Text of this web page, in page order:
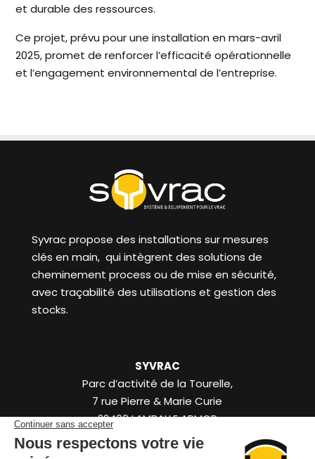
et durable des ressources.
Ce projet, prévu pour une installation en mars-avril
2025, promet de renforcer l’efficacité opérationnelle
et l’engagement environnemental de l’entreprise.
Syvrac propose des installations sur mesures
clés en main, qui intègrent des solutions de
cheminement process ou de mise en sécurité,
avec traçabilité des utilisations et gestion des
stocks.
SYVRAC
Parc d’activité de la Tourelle,
7 rue Pierre & Marie Curie
22400LAMBALLE ARMOR
Bretagne
FR